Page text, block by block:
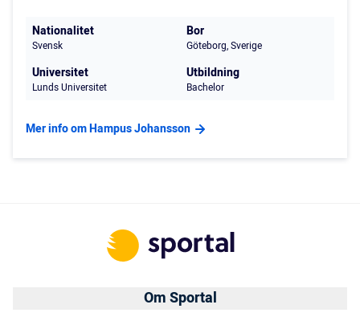
Nationalitet
Svensk
Bor
Göteborg, Sverige
Universitet
Lunds Universitet
Utbildning
Bachelor
Mer info om Hampus Johansson
Om Sportal